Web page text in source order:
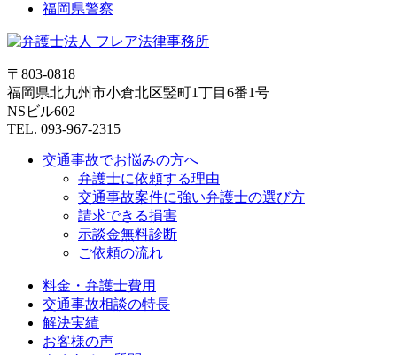
福岡県警察
〒803-0818
福岡県北九州市小倉北区竪町1丁目6番1号
NSビル602
TEL. 093-967-2315
交通事故でお悩みの方へ
弁護士に依頼する理由
交通事故案件に強い弁護士の選び方
請求できる損害
示談金無料診断
ご依頼の流れ
料金・弁護士費用
交通事故相談の特長
解決実績
お客様の声